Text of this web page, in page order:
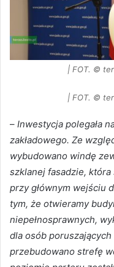
| FOT. ©
| FOT. ©
– Inwestycja polegała
zakładowego. Ze
wybudowano windę
szklanej fasadzie,
przy głównym wejściu
tym, że otwieramy
niepełnosprawnych,
dla osób
przebudowano strefę